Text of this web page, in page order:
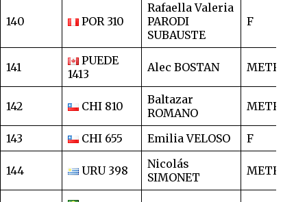
140 POR 310
Rafaella Valeria
PARODI
SUBAUSTE
F
141
PUEDE
1413
Alec BOSTAN METRO
142 CHI 810
Baltazar
ROMANO
METRO
143 CHI 655 Emilia VELOSO F
144 URU 398
Nicolás
SIMONET
METRO